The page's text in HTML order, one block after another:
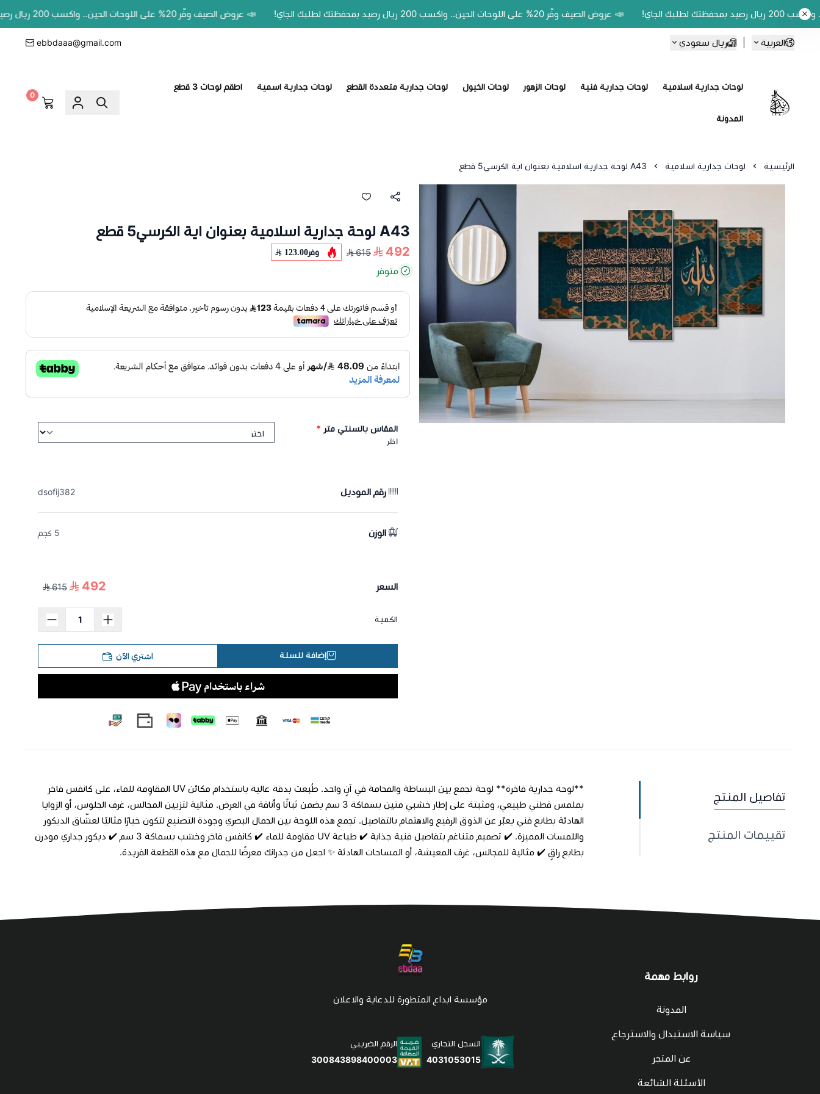
📣 عروض الصيف وفّر 20% على اللوحات الحين.. واكسب 200 ريال رصيد بمحفظتك لطلبك الجاي! 📣 عروض الصيف وفّر 20% على اللوحات الحين.. واكسب 200 ريال رصيد بمحفظتك لطلبك الجاي!
العربية ريال سعودي ebbdaaa@gmail.com
Ebbdaa art
لوحات جدارية اسلامية لوحات جدارية فنية لوحات الزهور لوحات الخيول لوحات جدارية متعددة القطع لوحات جدارية اسمية اطقم لوحات 3 قطع
المدونة
0
الرئيسية لوحات جدارية اسلامية A43 لوحة جدارية اسلامية بعنوان اية الكرسي5 قطع
A43 لوحة جدارية اسلامية بعنوان اية الكرسي5 قطع
492
615 وفر123.00
متوفر
المقاس بالسنتي متر *
اختر
رقم الموديل dsofij382
الوزن 5 كجم
السعر 492
615
الكمية
إضافة للسلة اشتري الآن
تفاصيل المنتج
تقييمات المنتج
**لوحة جدارية فاخرة** لوحة تجمع بين البساطة والفخامة في آنٍ واحد. طُبعت بدقة عالية باستخدام مكائن UV المقاوِمة للماء، على كانفس فاخر
بملمس قطني طبيعي، ومثبتة على إطار خشبي متين بسماكة 3 سم يضمن ثباتًا وأناقة في العرض. مثالية لتزيين المجالس، غرف الجلوس، أو الزوايا
الهادئة بطابع فني يعبّر عن الذوق الرفيع والاهتمام بالتفاصيل. تجمع هذه اللوحة بين الجمال البصري وجودة التصنيع لتكون خيارًا مثاليًا لعشّاق الديكور
واللمسات المميزة. ✔️ تصميم متناغم بتفاصيل فنية جذابة ✔️ طباعة UV مقاومة للماء ✔️ كانفس فاخر وخشب بسماكة 3 سم ✔️ ديكور جداري مودرن
بطابع راقٍ ✔️ مثالية للمجالس، غرف المعيشة، أو المساحات الهادئة ✨ اجعل من جدرانك معرضًا للجمال مع هذه القطعة الفريدة.
روابط مهمة
المدونة
سياسة الاستبدال والاسترجاع
عن المتجر
الأسئلة الشائعة
مؤسسة ابداع المتطورة للدعاية والاعلان
السجل التجاري
4031053015
الرقم الضريبي
300843898400003